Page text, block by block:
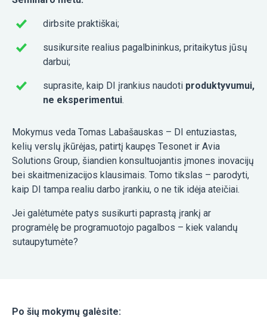
dirbsite praktiškai;
susikursite realius pagalbininkus, pritaikytus jūsų
darbui;
suprasite, kaip DI įrankius naudoti produktyvumui,
ne eksperimentui.
Mokymus veda Tomas Labašauskas – DI entuziastas,
kelių verslų įkūrėjas, patirtį kaupęs Tesonet ir Avia
Solutions Group, šiandien konsultuojantis įmones inovacijų
bei skaitmenizacijos klausimais. Tomo tikslas – parodyti,
kaip DI tampa realiu darbo įrankiu, o ne tik idėja ateičiai.
Jei galėtumėte patys susikurti paprastą įrankį ar
programėlę be programuotojo pagalbos – kiek valandų
sutaupytumėte?
Po šių mokymų galėsite: